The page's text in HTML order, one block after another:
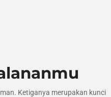
Ketiganya merupakan kunci